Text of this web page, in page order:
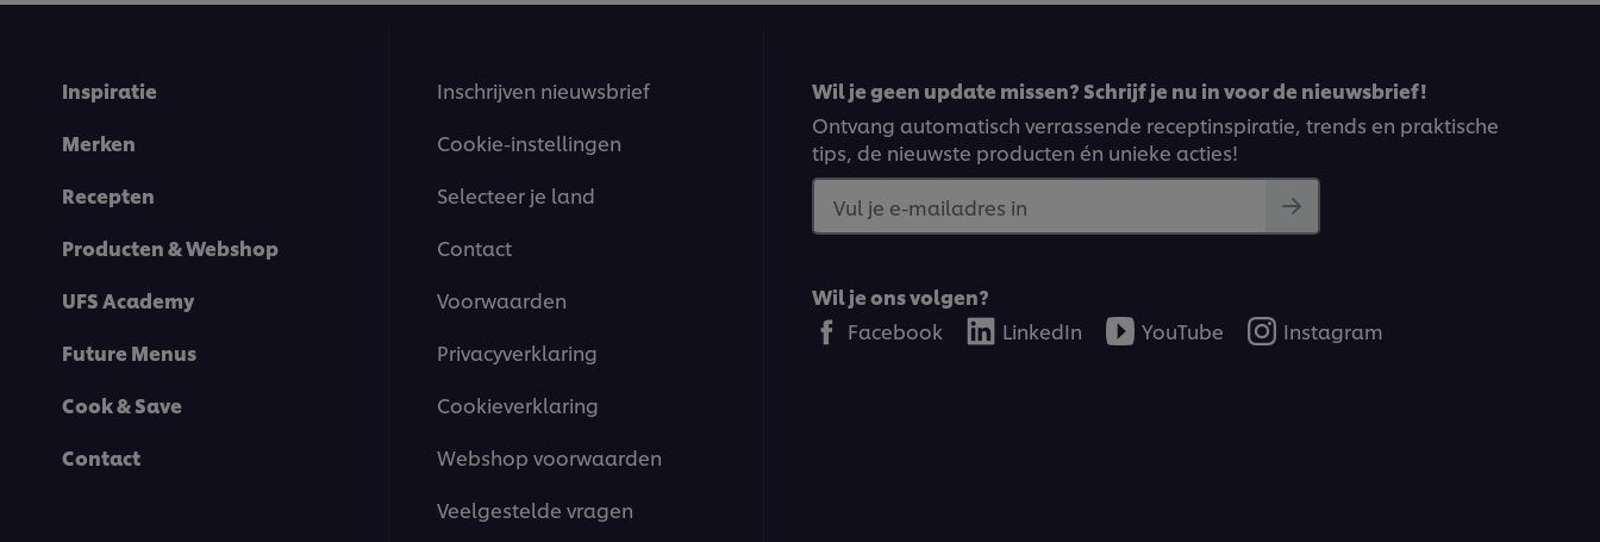
Inspiratie
Merken
Recepten
Producten & Webshop
UFS Academy
Future Menus
Cook & Save
Contact
Inschrijven nieuwsbrief
Cookie-instellingen
Selecteer je land
Contact
Voorwaarden
Privacyverklaring
Cookieverklaring
Webshop voorwaarden
Veelgestelde vragen
Wil je geen update missen? Schrijf je nu in voor de nieuwsbrief!
Ontvang automatisch verrassende receptinspiratie, trends en praktische
tips, de nieuwste producten én unieke acties!
Vul je e-mailadres in
Wil je ons volgen?
Facebook
LinkedIn YouTube Instagram